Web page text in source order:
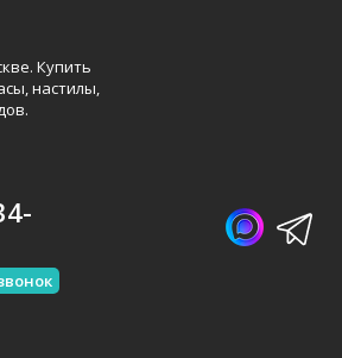
Купить
настилы,